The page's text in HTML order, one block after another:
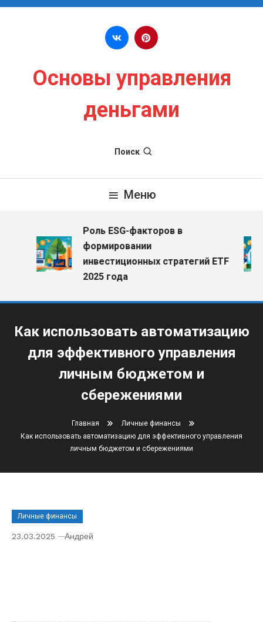
Перейти к содержимому
Основы управления
деньгами
Поиск
Меню
Роль ESG-факторов в
формировании
инвестиционных стратегий ETF
2025 года
Как использовать автоматизацию
для эффективного управления
личным бюджетом и
сбережениями
Главная
Личные финансы
Как использовать автоматизацию для эффективного управления
личным бюджетом и сбережениями
Личные финансы
23.03.2025 Андрей